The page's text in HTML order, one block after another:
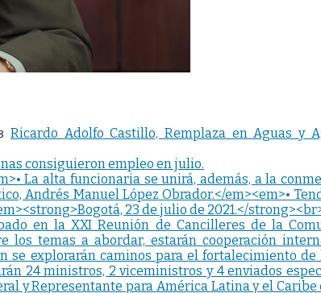
Ricardo Adolfo Castillo, Remplaza en Aguas y
consiguieron empleo en julio.